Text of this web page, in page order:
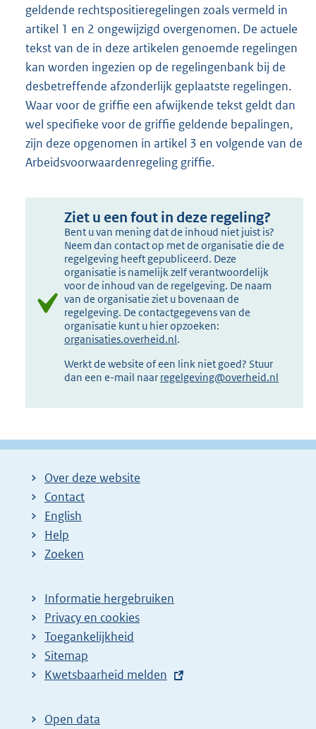
geldende rechtspositieregelingen zoals vermeld in
artikel 1 en 2 ongewijzigd overgenomen. De actuele
tekst van de in deze artikelen genoemde regelingen
kan worden ingezien op de regelingenbank bij de
desbetreffende afzonderlijk geplaatste regelingen.
Waar voor de griffie een afwijkende tekst geldt dan
wel specifieke voor de griffie geldende bepalingen,
zijn deze opgenomen in artikel 3 en volgende van de
Arbeidsvoorwaardenregeling griffie.
Ziet u een fout in deze regeling?
Bent u van mening dat de inhoud niet juist is?
Neem dan contact op met de organisatie die de
regelgeving heeft gepubliceerd. Deze
organisatie is namelijk zelf verantwoordelijk
voor de inhoud van de regelgeving. De naam
van de organisatie ziet u bovenaan de
regelgeving. De contactgegevens van de
organisatie kunt u hier opzoeken:
organisaties.overheid.nl.
Werkt de website of een link niet goed? Stuur
dan een e-mail naar regelgeving@overheid.nl
Over deze website
Contact
English
Help
Zoeken
Informatie hergebruiken
Privacy en cookies
Toegankelijkheid
Sitemap
E
t
Kwetsbaarheid melden
Open data